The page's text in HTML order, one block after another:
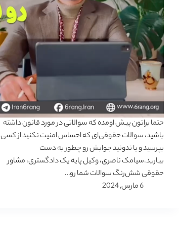
حتما براتون پیش اومده که سوالاتی در مورد قانون داشته
باشید، سوالات حقوقی‌ای که احساس امنیت نکنید از کسی
بپرسید و یا ندونید جوابش رو چطور به دست
بیارید.سیامک ناصری، وکیل پایه یک دادگستری، مشاور
حقوقی شش‌رنگ سوالات شما رو…
6 مارس, 2024